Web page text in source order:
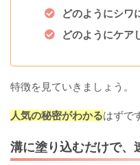
どのようにシワ
どのようにケア
特徴を見ていきましょう。
人気の秘密がわかるはずで
溝に塗り込むだけで、